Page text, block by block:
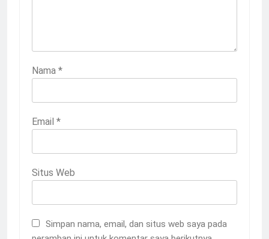
Nama *
Email *
Situs Web
Simpan nama, email, dan situs web saya pada